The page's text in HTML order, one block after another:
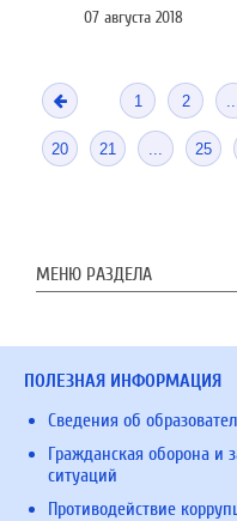
07 августа 2018
1 2
20 21 25
МЕНЮ РАЗДЕЛА
ПОЛЕЗНАЯ ИНФОРМАЦИЯ
Сведения об
Гражданская оборона и
ситуаций
Противодействие